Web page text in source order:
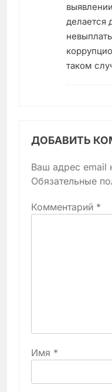
делается
таком
ДОБАВИТЬ
Ваш адрес email
Обязательные
Комментарий *
Имя *